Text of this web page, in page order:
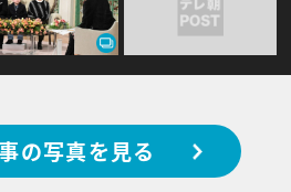
の写真を見る